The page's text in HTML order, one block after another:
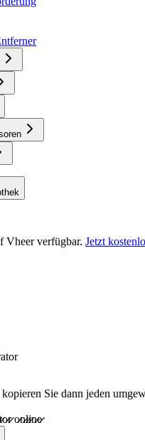
Vheer verfügbar. Jetzt
Sie dann jeden
o̷̷n̷̷l̷̷i̷̷n̷̷e̷̷